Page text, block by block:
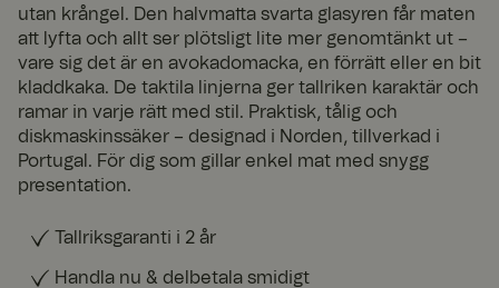
utan krångel. Den halvmatta svarta glasyren får maten
att lyfta och allt ser plötsligt lite mer genomtänkt ut –
vare sig det är en avokadomacka, en förrätt eller en bit
kladdkaka. De taktila linjerna ger tallriken karaktär och
ramar in varje rätt med stil. Praktisk, tålig och
diskmaskinssäker – designad i Norden, tillverkad i
Portugal. För dig som gillar enkel mat med snygg
presentation.
Tallriksgaranti i 2 år
Handla nu & delbetala smidigt